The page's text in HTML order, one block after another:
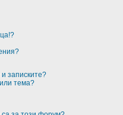
записките?
тема?